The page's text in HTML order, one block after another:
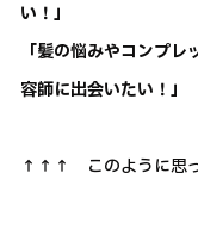
い！」
「髪の悩みやコンプ
容師に出会いたい！」
↑↑↑ このように思っ